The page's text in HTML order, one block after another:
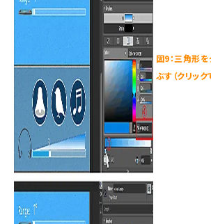
図9：三角形
ぶす（クリック